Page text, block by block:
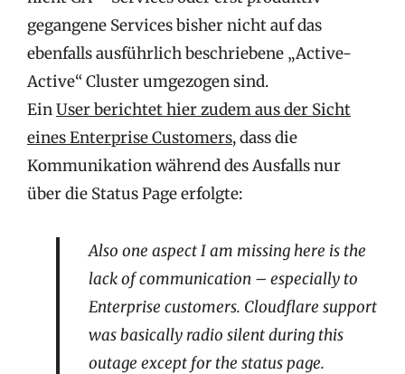
gegangene Services bisher nicht auf das
ebenfalls ausführlich beschriebene „Active-
Active“ Cluster umgezogen sind.
EinUser berichtet hier zudem aus der Sicht
eines Enterprise Customers, dass die
Kommunikation während des Ausfalls nur
über die Status Page erfolgte:
Also one aspect I am missing here is the
lack of communication – especially to
Enterprise customers. Cloudflare support
was basically radio silent during this
outage except for the status page.